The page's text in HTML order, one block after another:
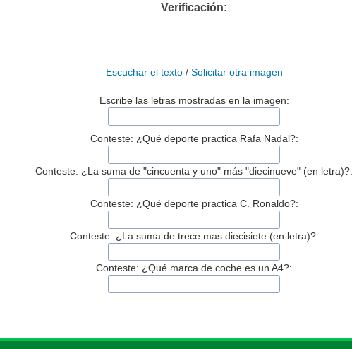
Verificación:
Escuchar el texto/ Solicitar otra imagen
Escribe las letras mostradas en la imagen:
Conteste: ¿Qué deporte practica Rafa Nadal?:
Conteste: ¿La suma de "cincuenta y uno" más "diecinueve" (en letra)?:
Conteste: ¿Qué deporte practica C. Ronaldo?:
Conteste: ¿La suma de trece mas diecisiete (en letra)?:
Conteste: ¿Qué marca de coche es un A4?: